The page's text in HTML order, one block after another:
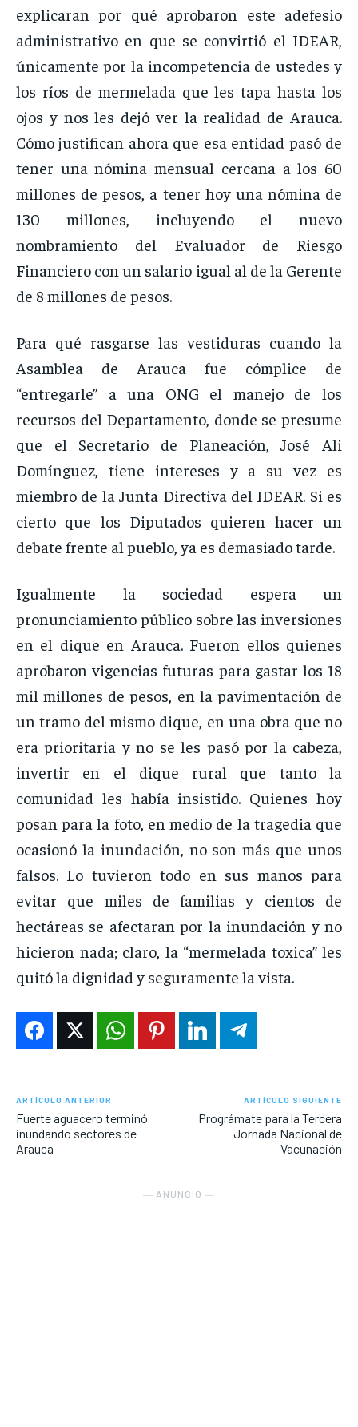
explicaran por qué aprobaron este adefesio
administrativo en que se convirtió el IDEAR,
únicamente por la incompetencia de ustedes y
los ríos de mermelada que les tapa hasta los
ojos y nos les dejó ver la realidad de Arauca.
Cómo justifican ahora que esa entidad pasó de
tener una nómina mensual cercana a los 60
millones de pesos, a tener hoy una nómina de
130 millones, incluyendo el nuevo
nombramiento del Evaluador de Riesgo
Financiero con un salario igual al de la Gerente
de 8 millones de pesos.
Para qué rasgarse las vestiduras cuando la
Asamblea de Arauca fue cómplice de
“entregarle” a una ONG el manejo de los
recursos del Departamento, donde se presume
que el Secretario de Planeación, José Ali
Domínguez, tiene intereses y a su vez es
miembro de la Junta Directiva del IDEAR. Si es
cierto que los Diputados quieren hacer un
debate frente al pueblo, ya es demasiado tarde.
Igualmente la sociedad espera un
pronunciamiento público sobre las inversiones
en el dique en Arauca. Fueron ellos quienes
aprobaron vigencias futuras para gastar los 18
mil millones de pesos, en la pavimentación de
un tramo del mismo dique, en una obra que no
era prioritaria y no se les pasó por la cabeza,
invertir en el dique rural que tanto la
comunidad les había insistido. Quienes hoy
posan para la foto, en medio de la tragedia que
ocasionó la inundación, no son más que unos
falsos. Lo tuvieron todo en sus manos para
evitar que miles de familias y cientos de
hectáreas se afectaran por la inundación y no
hicieron nada; claro, la “mermelada toxica” les
quitó la dignidad y seguramente la vista.
ARTÍCULO ANTERIOR
Fuerte aguacero terminó
inundando sectores de
Arauca
ARTÍCULO SIGUIENTE
Prográmate para la Tercera
Jornada Nacional de
Vacunación
― ANUNCIO ―